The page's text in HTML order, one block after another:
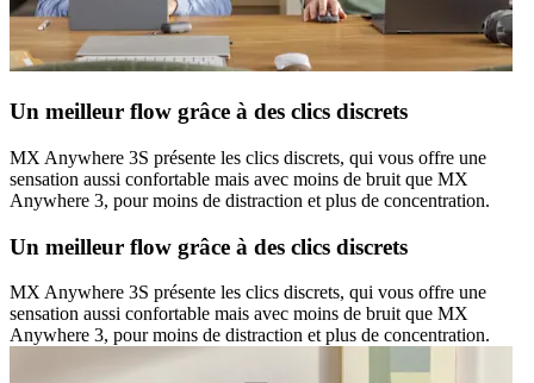
Un meilleur flow grâce à des clics discrets
MX Anywhere 3S présente les clics discrets, qui vous offre une
sensation aussi confortable mais avec moins de bruit que MX
Anywhere 3, pour moins de distraction et plus de concentration.
Un meilleur flow grâce à des clics discrets
MX Anywhere 3S présente les clics discrets, qui vous offre une
sensation aussi confortable mais avec moins de bruit que MX
Anywhere 3, pour moins de distraction et plus de concentration.